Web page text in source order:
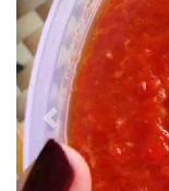
Anterior